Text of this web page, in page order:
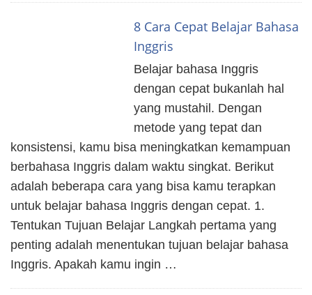
8 Cara Cepat Belajar Bahasa
Inggris
Belajar bahasa Inggris
dengan cepat bukanlah hal
yang mustahil. Dengan
metode yang tepat dan
konsistensi, kamu bisa meningkatkan kemampuan
berbahasa Inggris dalam waktu singkat. Berikut
adalah beberapa cara yang bisa kamu terapkan
untuk belajar bahasa Inggris dengan cepat. 1.
Tentukan Tujuan Belajar Langkah pertama yang
penting adalah menentukan tujuan belajar bahasa
Inggris. Apakah kamu ingin …